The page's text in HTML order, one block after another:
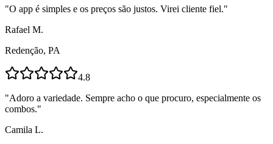
"O app é simples e os preços são justos. Virei cliente fiel."
Rafael M.
Redenção, PA
4.8
"Adoro a variedade. Sempre acho o que procuro, especialmente os
combos."
Camila L.